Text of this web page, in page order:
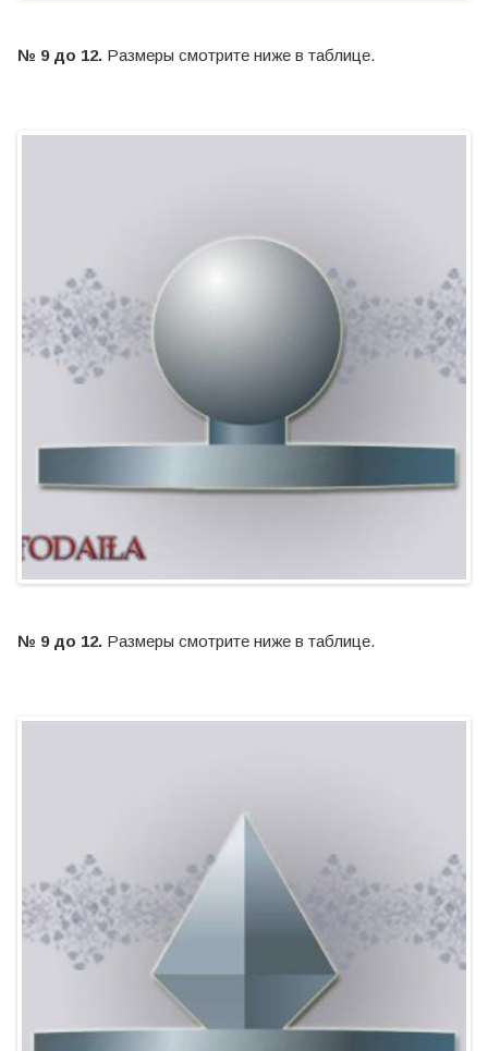
№ 9 до 12. Размеры смотрите ниже в таблице.
№ 9 до 12. Размеры смотрите ниже в таблице.